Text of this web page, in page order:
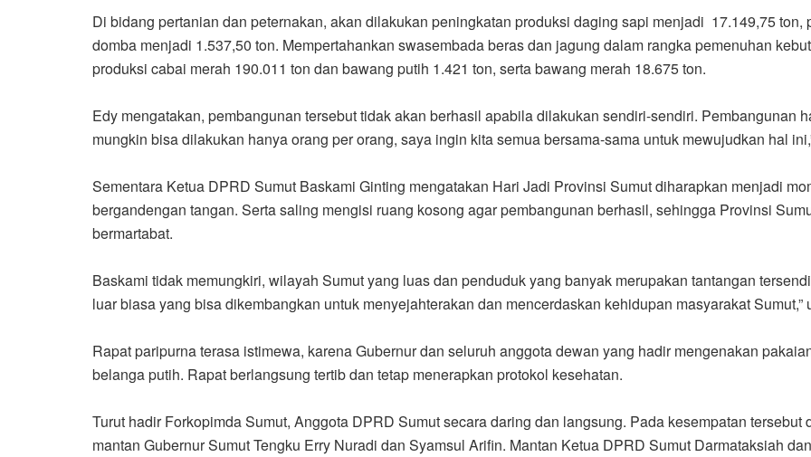
Di bidang pertanian dan peternakan, akan dilakukan peningkatan produksi daging sapi menjadi 17.149,75
domba menjadi 1.537,50 ton. Mempertahankan swasembada beras dan jagung dalam rangka pemenuhan
produksi cabai merah 190.011 ton dan bawang putih 1.421 ton, serta bawang merah 18.675 ton.
Edy mengatakan, pembangunan tersebut tidak akan berhasil apabila dilakukan sendiri-sendiri. Pembangunan
mungkin bisa dilakukan hanya orang per orang, saya ingin kita semua bersama-sama untuk mewujudkan hal
Sementara Ketua DPRD Sumut Baskami Ginting mengatakan Hari Jadi Provinsi Sumut diharapkan menjadi
bergandengan tangan. Serta saling mengisi ruang kosong agar pembangunan berhasil, sehingga Provinsi
bermartabat.
Baskami tidak memungkiri, wilayah Sumut yang luas dan penduduk yang banyak merupakan tantangan
luar biasa yang bisa dikembangkan untuk menyejahterakan dan mencerdaskan kehidupan masyarakat Sumut,”
Rapat paripurna terasa istimewa, karena Gubernur dan seluruh anggota dewan yang hadir mengenakan
belanga putih. Rapat berlangsung tertib dan tetap menerapkan protokol kesehatan.
Turut hadir Forkopimda Sumut, Anggota DPRD Sumut secara daring dan langsung. Pada kesempatan
mantan Gubernur Sumut Tengku Erry Nuradi dan Syamsul Arifin. Mantan Ketua DPRD Sumut Darmataksiah